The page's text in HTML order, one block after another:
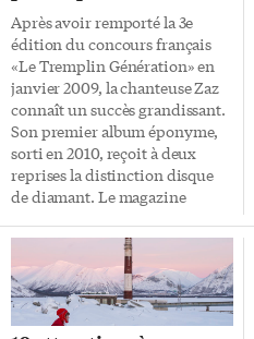
Après avoir remporté la 3e
édition du concours français
«Le Tremplin Génération» en
janvier 2009, la chanteuse Zaz
connaît un succès grandissant.
Son premier album éponyme,
sorti en 2010, reçoit à deux
reprises la distinction disque
de diamant. Le magazine
de révélation de l’été grâce à son
tube Je veux, élu chanson
originale de l’année lors des
Victoires de la musique 2011.
Effet miroir, son dernier album